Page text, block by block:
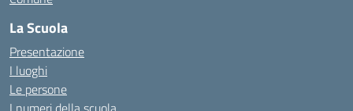
La Scuola
Presentazione
I luoghi
Le persone